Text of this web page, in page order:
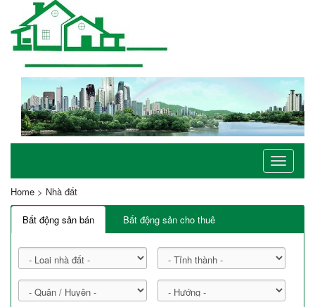
Toggle
Home > Nhà đất
Bất động sản bán Bất động sản cho thuê